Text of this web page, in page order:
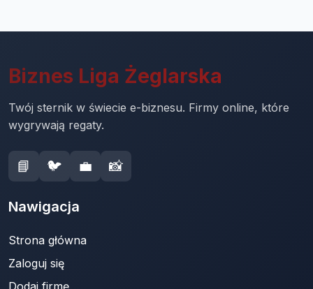
Biznes Liga Żeglarska
Twój sternik w świecie e-biznesu. Firmy online, które
wygrywają regaty.
📘 🐦 💼 📸
Nawigacja
Strona główna
Zaloguj się
Dodaj firmę